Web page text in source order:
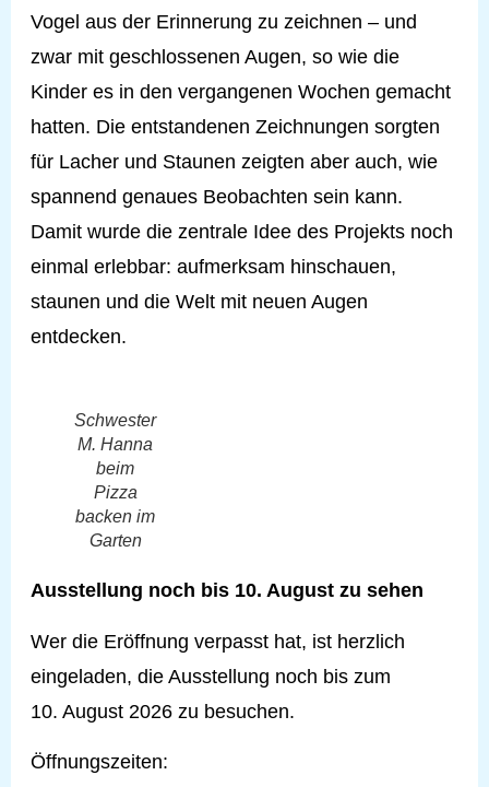
Vogel aus der Erinnerung zu zeichnen – und
zwar mit geschlossenen Augen, so wie die
Kinder es in den vergangenen Wochen gemacht
hatten. Die entstandenen Zeichnungen sorgten
für Lacher und Staunen zeigten aber auch, wie
spannend genaues Beobachten sein kann.
Damit wurde die zentrale Idee des Projekts noch
einmal erlebbar: aufmerksam hinschauen,
staunen und die Welt mit neuen Augen
entdecken.
Schwester
M. Hanna
beim
Pizza
backen im
Garten
Ausstellung noch bis 10. August zu sehen
Wer die Eröffnung verpasst hat, ist herzlich
eingeladen, die Ausstellung noch bis zum
10. August 2026 zu besuchen.
Öffnungszeiten: